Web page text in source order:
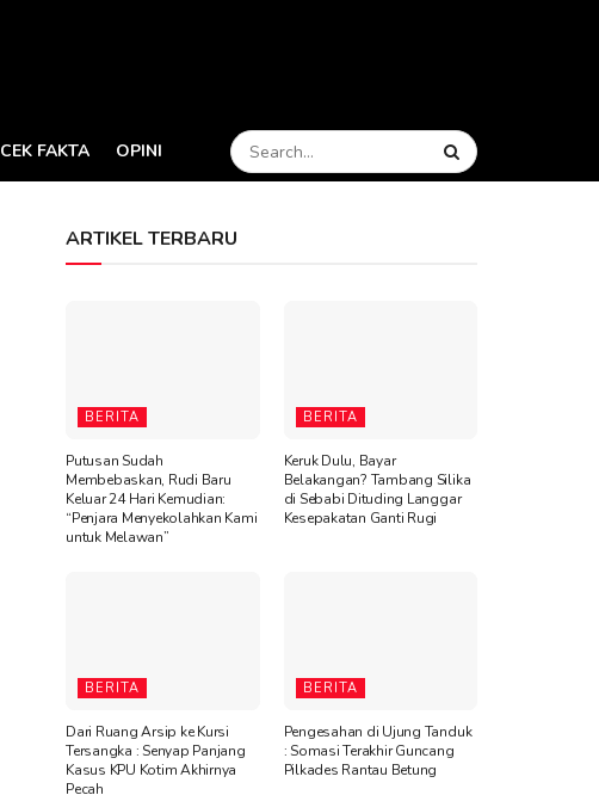
CEK FAKTA OPINI
ARTIKEL TERBARU
BERITA
Putusan Sudah
Membebaskan, Rudi Baru
Keluar 24 Hari Kemudian:
“Penjara Menyekolahkan Kami
untuk Melawan”
BERITA
Keruk Dulu, Bayar
Belakangan? Tambang Silika
di Sebabi Dituding Langgar
Kesepakatan Ganti Rugi
BERITA
Dari Ruang Arsip ke Kursi
Tersangka : Senyap Panjang
Kasus KPU Kotim Akhirnya
Pecah
BERITA
Pengesahan di Ujung Tanduk
: Somasi Terakhir Guncang
Pilkades Rantau Betung